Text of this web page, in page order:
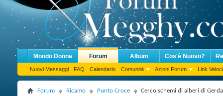
Mondo Donna Forum
Nuovi Messaggi FAQ Calendario Comunità Azioni Forum Link Veloci
Album Cos'è Nuovo?
Forum Ricamo Punto Croce Cerco schemi di alberi di